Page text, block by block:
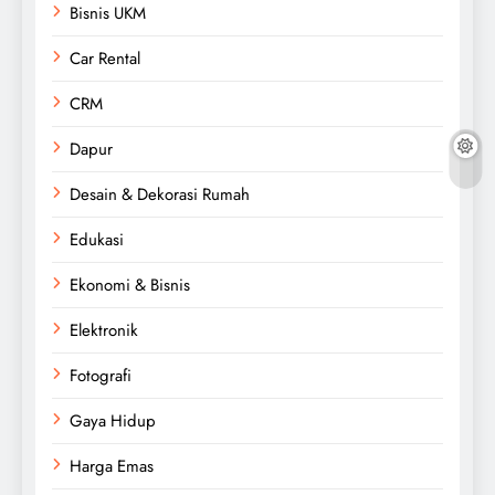
Bisnis UKM
Car Rental
CRM
Dapur
Desain & Dekorasi Rumah
Edukasi
Ekonomi & Bisnis
Elektronik
Fotografi
Gaya Hidup
Harga Emas